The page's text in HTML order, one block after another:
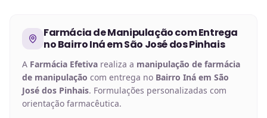
Farmácia de Manipulaçãocom Entrega
noBairro Iná em São José dos Pinhais
A Farmácia Efetiva realiza a manipulação de farmácia
de manipulação com entrega no Bairro Iná em São
José dos Pinhais. Formulações personalizadas com
orientação farmacêutica.